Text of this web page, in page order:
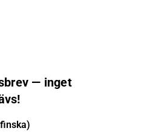
— inget